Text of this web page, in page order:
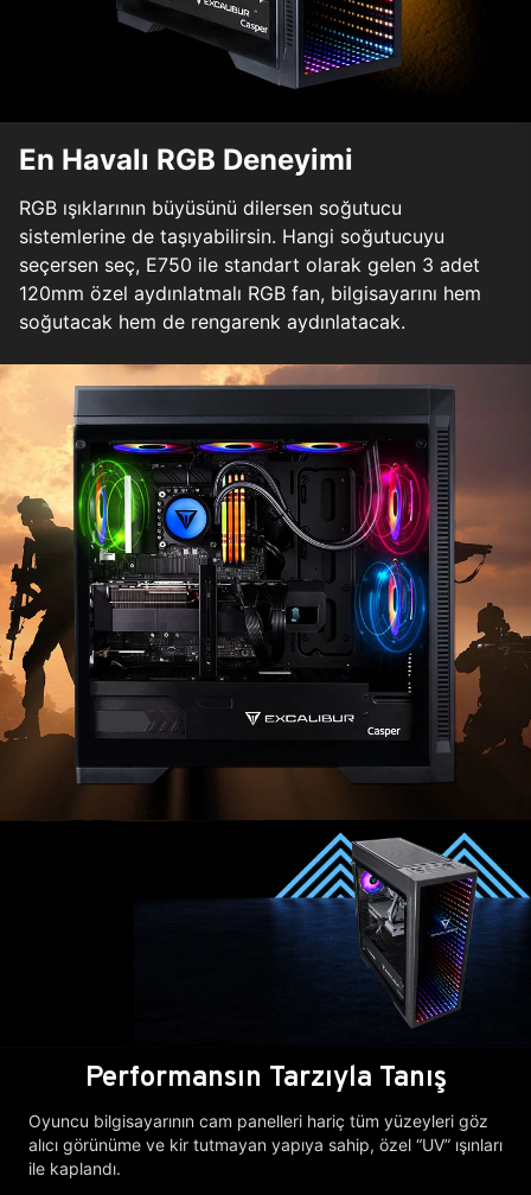
En Havalı RGB Deneyimi
RGB ışıklarının büyüsünü dilersen soğutucu
sistemlerine de taşıyabilirsin. Hangi soğutucuyu
seçersen seç, E750 ile standart olarak gelen 3 adet
120mm özel aydınlatmalı RGB fan, bilgisayarını hem
soğutacak hem de rengarenk aydınlatacak.
Performansın Tarzıyla Tanış
Oyuncu bilgisayarının cam panelleri hariç tüm yüzeyleri göz
alıcı görünüme ve kir tutmayan yapıya sahip, özel “UV” ışınları
ile kaplandı.